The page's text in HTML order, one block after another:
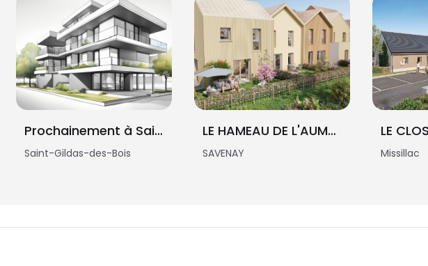
Prochainement à Saint-Gildas-des-Bois
Saint-Gildas-des-Bois
LE HAMEAU DE L'AUMONERIE - Les frênes - BAT F
SAVENAY Missillac